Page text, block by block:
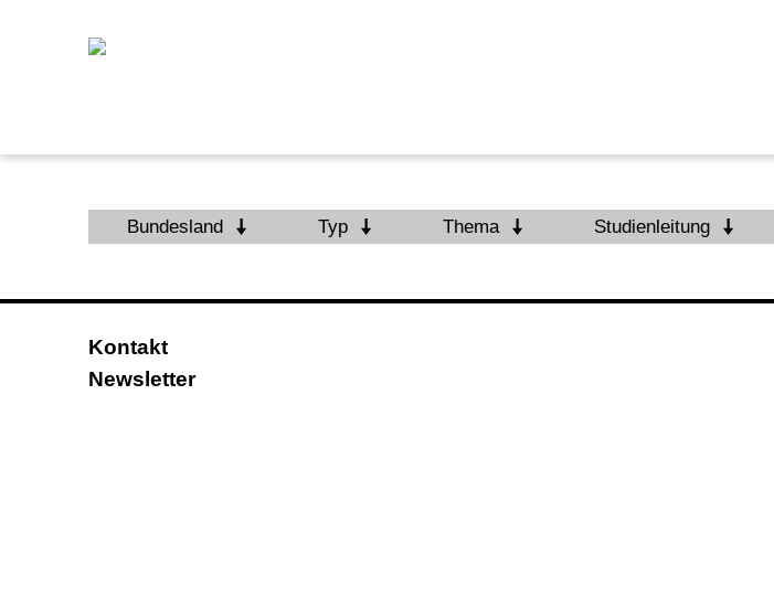
Bundesland Typ Thema Studienleitung
Kontakt
Newsletter